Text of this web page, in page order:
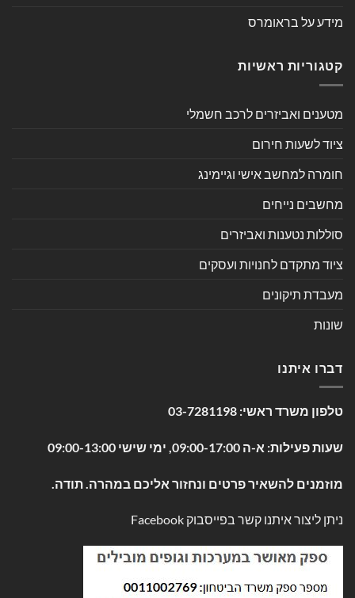
מידע על בראומרס
קטגוריות ראשיות
מטענים ואביזרים לרכב חשמלי
ציוד לשעות חירום
חומרה למחשב אישי וגיימינג
מחשבים נייחים
סוללות נטענות ואביזרים
ציוד מתקדם לחנויות ועסקים
מעבדת תיקונים
שונות
דברו איתנו
טלפון משרד ראשי: 03-7281198
שעות פעילות: א-ה 09:00-17:00, ימי שישי 09:00-13:00
מוזמנים להשאיר פרטים ונחזור אליכם במהרה. תודה.
ניתן ליצור איתנו קשר בפייסבוק Facebook